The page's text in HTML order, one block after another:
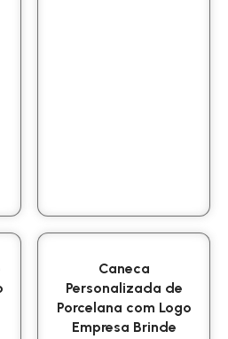
Caneca
Personalizada de
Porcelana com Logo
Empresa Brinde